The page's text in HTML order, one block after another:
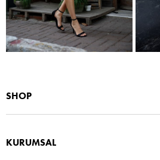
SHOP
KURUMSAL